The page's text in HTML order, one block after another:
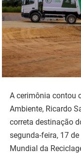
A cerimônia contou
Ambiente, Ricardo
correta destinação
segunda-feira, 17
Mundial da